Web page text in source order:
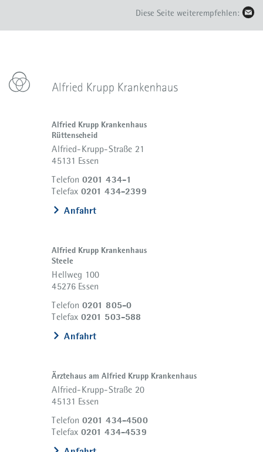
Diese Seite weiterempfehlen:
Alfried Krupp Krankenhaus
Rüttenscheid
Alfried-Krupp-Straße 21
45131 Essen
Telefon 0201 434-1
Telefax 0201 434-2399
Anfahrt
Alfried Krupp Krankenhaus
Steele
Hellweg 100
45276 Essen
Telefon 0201 805-0
Telefax 0201 503-588
Anfahrt
Ärztehaus am Alfried Krupp Krankenhaus
Alfried-Krupp-Straße 20
45131 Essen
Telefon 0201 434-4500
Telefax 0201 434-4539